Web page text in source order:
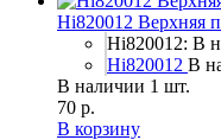
Hi820012 Верхняя
Hi820012: В
Hi820012 В
В наличии 1 шт.
70 р.
В корзину